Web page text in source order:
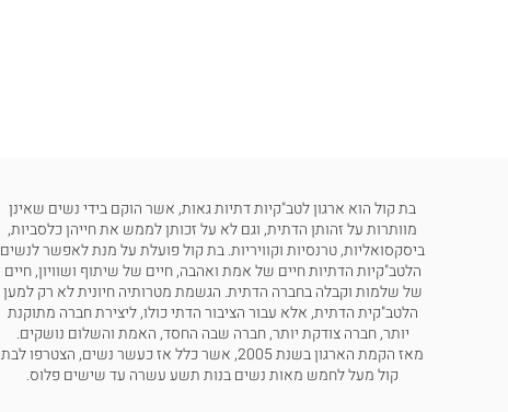
בת קול הוא ארגון לטב"קיות דתיות גאות, אשר הוקם בידי נשים שאינן
מוותרות על זהותן הדתית, וגם לא על זכותן לממש את חייהן כלסביות,
ביסקסואליות, טרנסיות וקוויריות. בת קול פועלת על מנת לאפשר לנשים
הלטב"קיות הדתיות חיים של אמת ואהבה, חיים של שיתוף ושוויון, חיים
של שלמות וקבלה בחברה הדתית. הגשמת מטרותיה חיונית לא רק למען
הלטב"קית הדתית, אלא עבור הציבור הדתי כולו, ליצירת חברה מתוקנת
יותר, חברה צודקת יותר, חברה שבה החסד, האמת והשלום נושקים.
מאז הקמת הארגון בשנת 2005, אשר כלל אז כעשר נשים, הצטרפו לבת
קול מעל לחמש מאות נשים בנות תשע עשרה עד שישים פלוס.